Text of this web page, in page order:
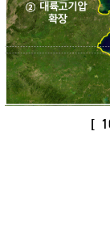
[